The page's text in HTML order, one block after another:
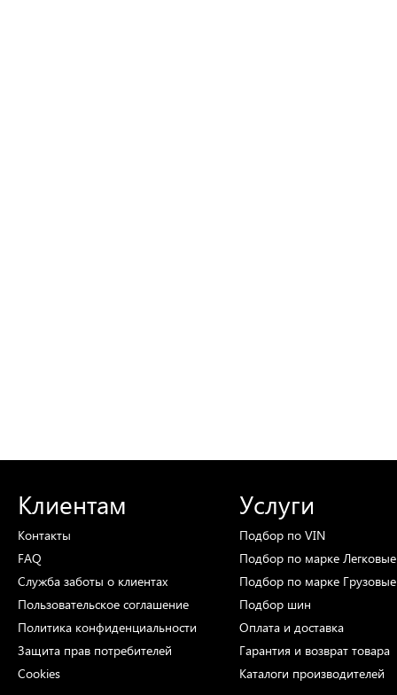
Клиентам
Контакты
FAQ
Служба заботы о клиентах
Пользовательское соглашение
Политика конфиденциальности
Защита прав потребителей
Cookies
Услуги
Подбор по VIN
Подбор по марке
Подбор по марке
Подбор шин
Оплата и доставка
Гарантия и возврат товара
Каталоги производителей